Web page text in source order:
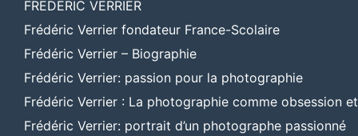
FREDERIC VERRIER
Frédéric Verrier fondateur France-Scolaire
Frédéric Verrier – Biographie
Frédéric Verrier: passion pour la photographie
Frédéric Verrier : La photographie comme obsession
Frédéric Verrier: portrait d’un photographe passionné